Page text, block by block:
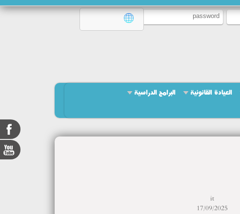
العيادة القانونية
البرامج الدراسية
it
17/09/2025